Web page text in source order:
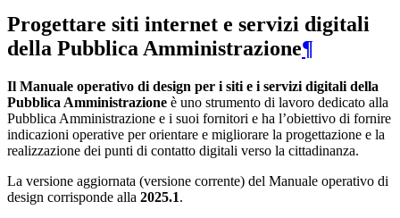
Progettare siti internet e servizi digitali
della Pubblica Amministrazione¶
Il Manuale operativo di design per i siti e i servizi digitali della
Pubblica Amministrazione è uno strumento di lavoro dedicato alla
Pubblica Amministrazione e i suoi fornitori e ha l’obiettivo di fornire
indicazioni operative per orientare e migliorare la progettazione e la
realizzazione dei punti di contatto digitali verso la cittadinanza.
La versione aggiornata (versione corrente) del Manuale operativo di
design corrisponde alla 2025.1.